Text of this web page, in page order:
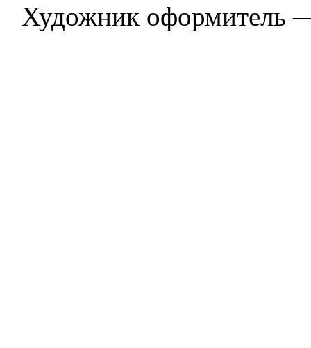
Художник оформитель